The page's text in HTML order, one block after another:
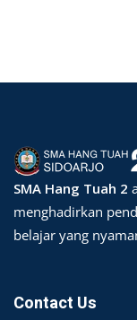
SMA Hang Tuah 2
menghadirkan
belajar yang
Contact Us